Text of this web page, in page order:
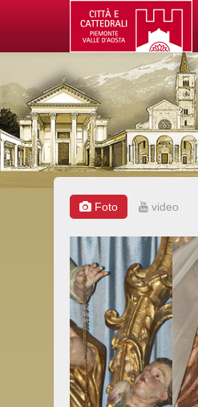
Foto video